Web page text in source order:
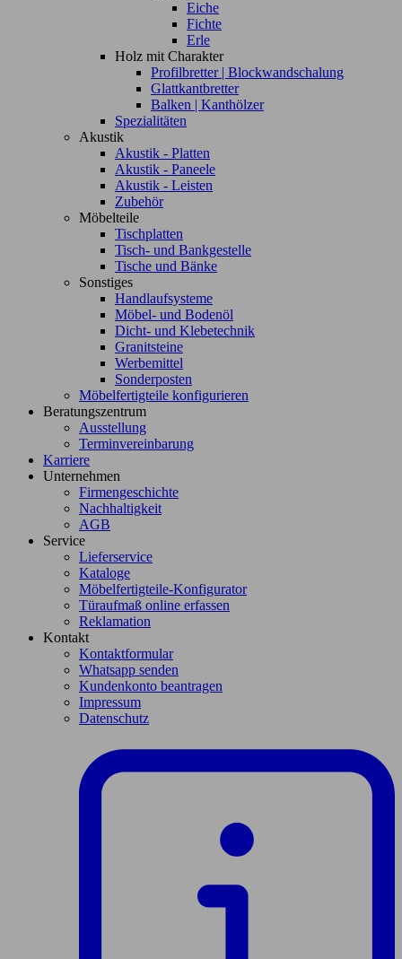
Eiche
Fichte
Erle
Holz mit Charakter
Profilbretter | Blockwandschalung
Glattkantbretter
Balken | Kanthölzer
Spezialitäten
Akustik
Akustik - Platten
Akustik - Paneele
Akustik - Leisten
Zubehör
Möbelteile
Tischplatten
Tisch- und Bankgestelle
Tische und Bänke
Sonstiges
Handlaufsysteme
Möbel- und Bodenöl
Dicht- und Klebetechnik
Granitsteine
Werbemittel
Sonderposten
Möbelfertigteile konfigurieren
Beratungszentrum
Ausstellung
Terminvereinbarung
Karriere
Unternehmen
Firmengeschichte
Nachhaltigkeit
AGB
Service
Lieferservice
Kataloge
Möbelfertigteile-Konfigurator
Türaufmaß online erfassen
Reklamation
Kontakt
Kontaktformular
Whatsapp senden
Kundenkonto beantragen
Impressum
Datenschutz